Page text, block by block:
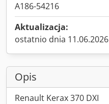
A186-54216
Aktualizacja:
ostatnio dnia 11.06.2026
Opis
Renault Kerax 370 DXI